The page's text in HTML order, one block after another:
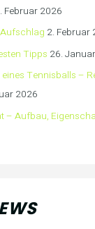
Februar 2026
2. Februar
Tipps 26.
Tennisballs –
2026
– Aufbau,